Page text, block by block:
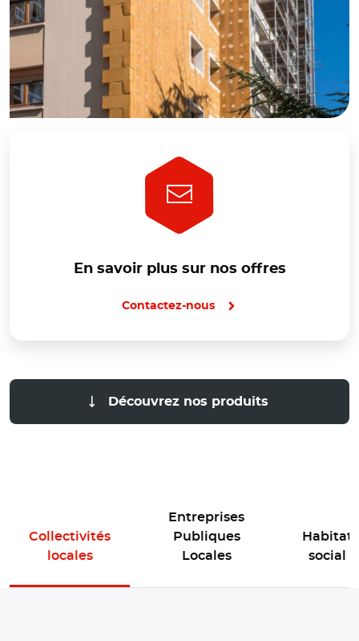
En savoir plus sur nos offres
Contactez-nous
Découvrez nos produits
Collectivités
locales
Entreprises
Publiques
Locales
Habitat
social